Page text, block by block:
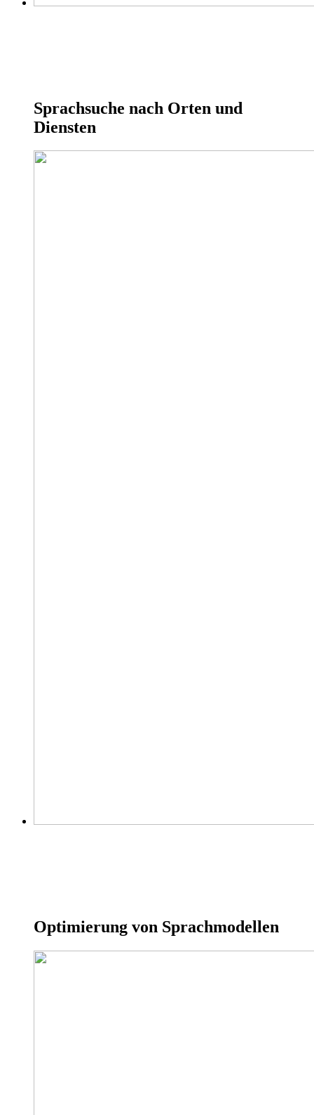
Sprachsuche nach Orten und
Diensten
Optimierung von Sprachmodellen